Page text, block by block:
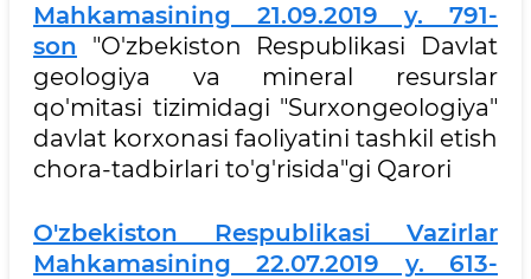
Mahkamasining 21.09.2019 y. 791-
son "O'zbekiston Respublikasi Davlat
geologiya va mineral resurslar
qo'mitasi tizimidagi "Surxongeologiya"
davlat korxonasi faoliyatini tashkil etish
chora-tadbirlari to'g'risida"gi Qarori
O'zbekiston Respublikasi Vazirlar
Mahkamasining 22.07.2019 y. 613-